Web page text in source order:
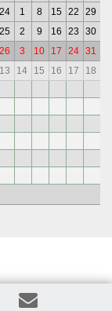
24 1 8 15 22 29
25 2 9 16 23 30
26 3 10 17 24 31
13 14 15 16 17 18